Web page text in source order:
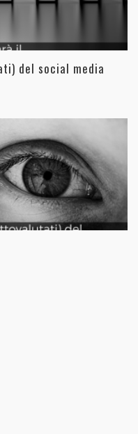
del social media